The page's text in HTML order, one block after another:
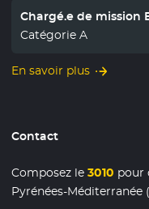
Chargé.e de mission
Catégorie A
En savoir plus
Contact
Composez le3010 pour
Pyrénées-